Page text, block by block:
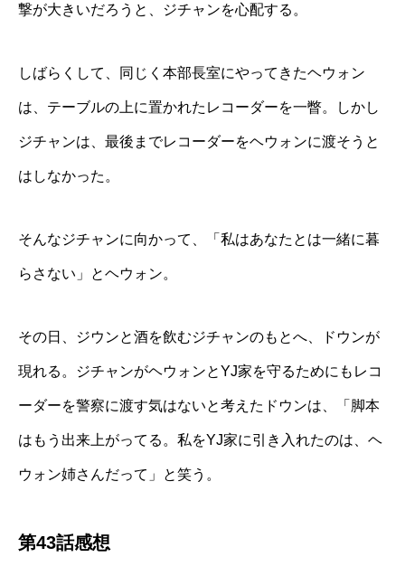
撃が大きいだろうと、ジチャンを心配する。
しばらくして、同じく本部長室にやってきたヘウォン
は、テーブルの上に置かれたレコーダーを一瞥。しかし
ジチャンは、最後までレコーダーをヘウォンに渡そうと
はしなかった。
そんなジチャンに向かって、「私はあなたとは一緒に暮
らさない」とヘウォン。
その日、ジウンと酒を飲むジチャンのもとへ、ドウンが
現れる。ジチャンがヘウォンとYJ家を守るためにもレコ
ーダーを警察に渡す気はないと考えたドウンは、「脚本
はもう出来上がってる。私をYJ家に引き入れたのは、ヘ
ウォン姉さんだって」と笑う。
第43話感想